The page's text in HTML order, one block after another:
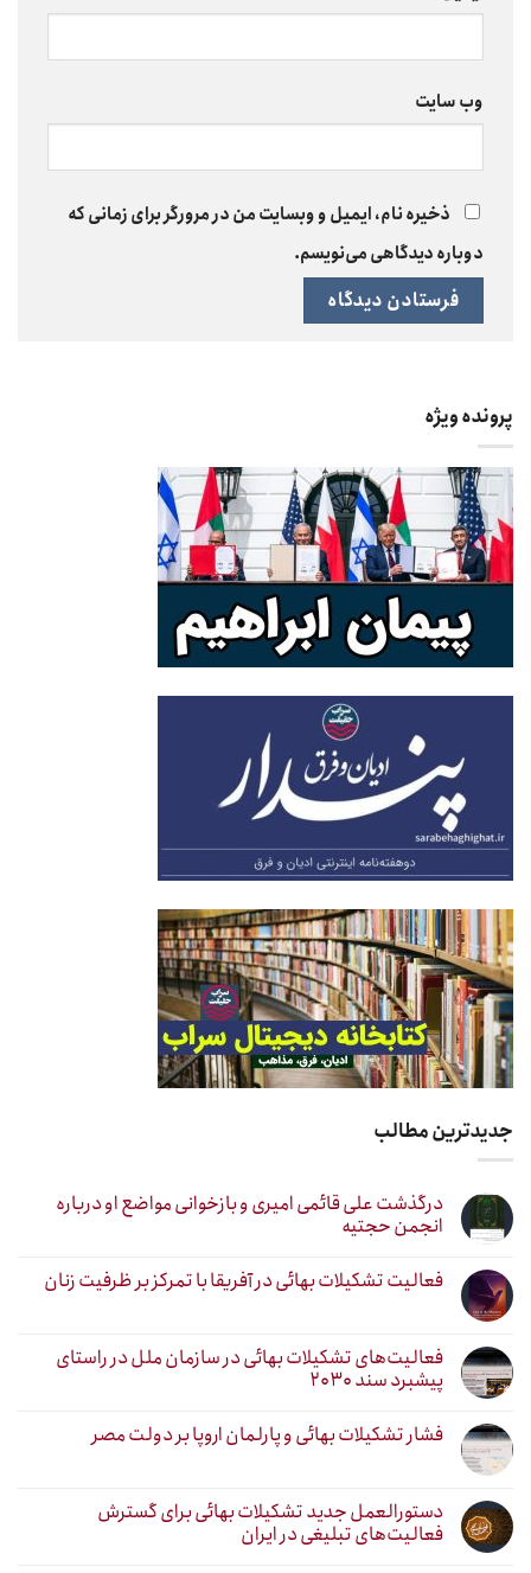
وب‌ سایت
ذخیره نام، ایمیل و وبسایت من در مرورگر برای زمانی که
دوباره دیدگاهی می‌نویسم.
پرونده ویژه
جدیدترین مطالب
درگذشت علی قائمی امیری و بازخوانی مواضع او درباره
انجمن حجتیه
فعالیت تشکیلات بهائی در آفریقا با تمرکز بر ظرفیت زنان
فعالیت‌های تشکیلات بهائی در سازمان ملل در راستای
پیشبرد سند ۲۰۳۰
فشار تشکیلات بهائی و پارلمان اروپا بر دولت مصر
دستورالعمل جدید تشکیلات بهائی برای گسترش
فعالیت‌های تبلیغی در ایران